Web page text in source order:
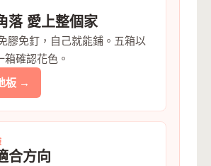
落 愛上整個家
膠免釘，自己就能鋪。五箱以
箱確認花色。
板 →
合方向